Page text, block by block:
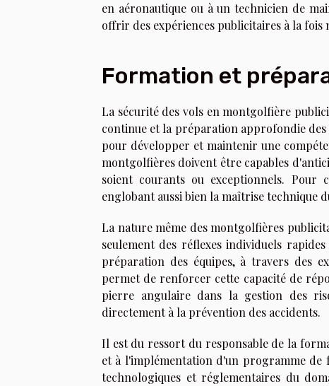
en aéronautique ou à un technicien de
offrir des expériences publicitaires à la fois
Formation et
La sécurité des vols en montgolfière
continue et la préparation approfondie
pour développer et maintenir une
montgolfières doivent être capables
soient courants ou exceptionnels. Pour
englobant aussi bien la maîtrise technique
La nature même des montgolfières
seulement des réflexes individuels
préparation des équipes, à travers des
permet de renforcer cette capacité de
pierre angulaire dans la gestion des
directement à la prévention des accidents.
Il est du ressort du responsable de la
et à l'implémentation d'un programme de
technologiques et réglementaires du